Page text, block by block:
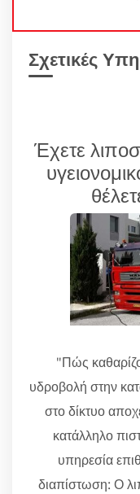
Σχετικές
Έχετε
"Πώς
υδροβολή στην
στο δίκτυο
κατάλληλο
υπηρεσία
διαπίστωση: Ο